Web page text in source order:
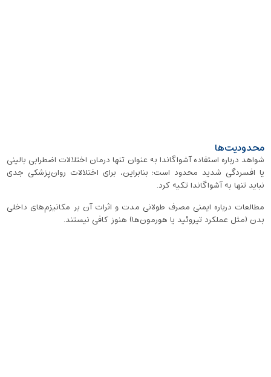
محدودیت‌ها
شواهد درباره استفاده آشواگاندا به ‌عنوان تنها درمان اختلالات اضطرابی بالینی
یا افسردگی شدید محدود است؛ بنابراین، برای اختلالات روان‌پزشکی جدی
نباید تنها به آشواگاندا تکیه کرد.
مطالعات درباره ایمنی مصرف طولانی ‌مدت و اثرات آن بر مکانیزم‌های داخلی
بدن (مثل عملکرد تیروئید یا هورمون‌ها) هنوز کافی نیستند.